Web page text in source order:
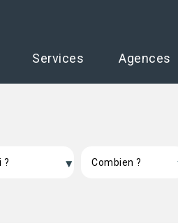
Services Agences